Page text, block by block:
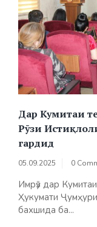
Дар Кумитаи
Рӯзи
гардид
05.09.2025 0
Имрӯз дар
Ҳукумати
бахшида ба...